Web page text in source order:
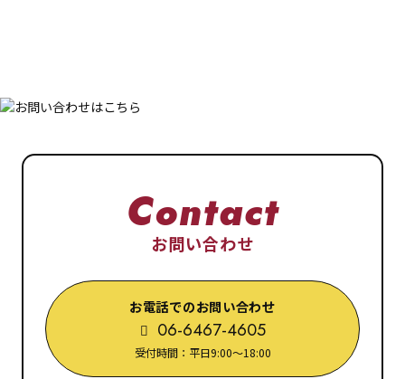
Contact
お問い合わせ
お電話でのお問い合わせ
06-6467-4605
受付時間：平日9:00～18:00